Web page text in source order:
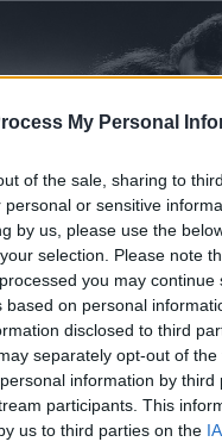
My Personal
of the sale, sharing to
personal or sensitive
by us, please use the
selection. Please note
you may continue
based on personal
disclosed to third
separately opt-out of the
information by third
participants. This
us to third parties on the
Brexit és kínzó
05.